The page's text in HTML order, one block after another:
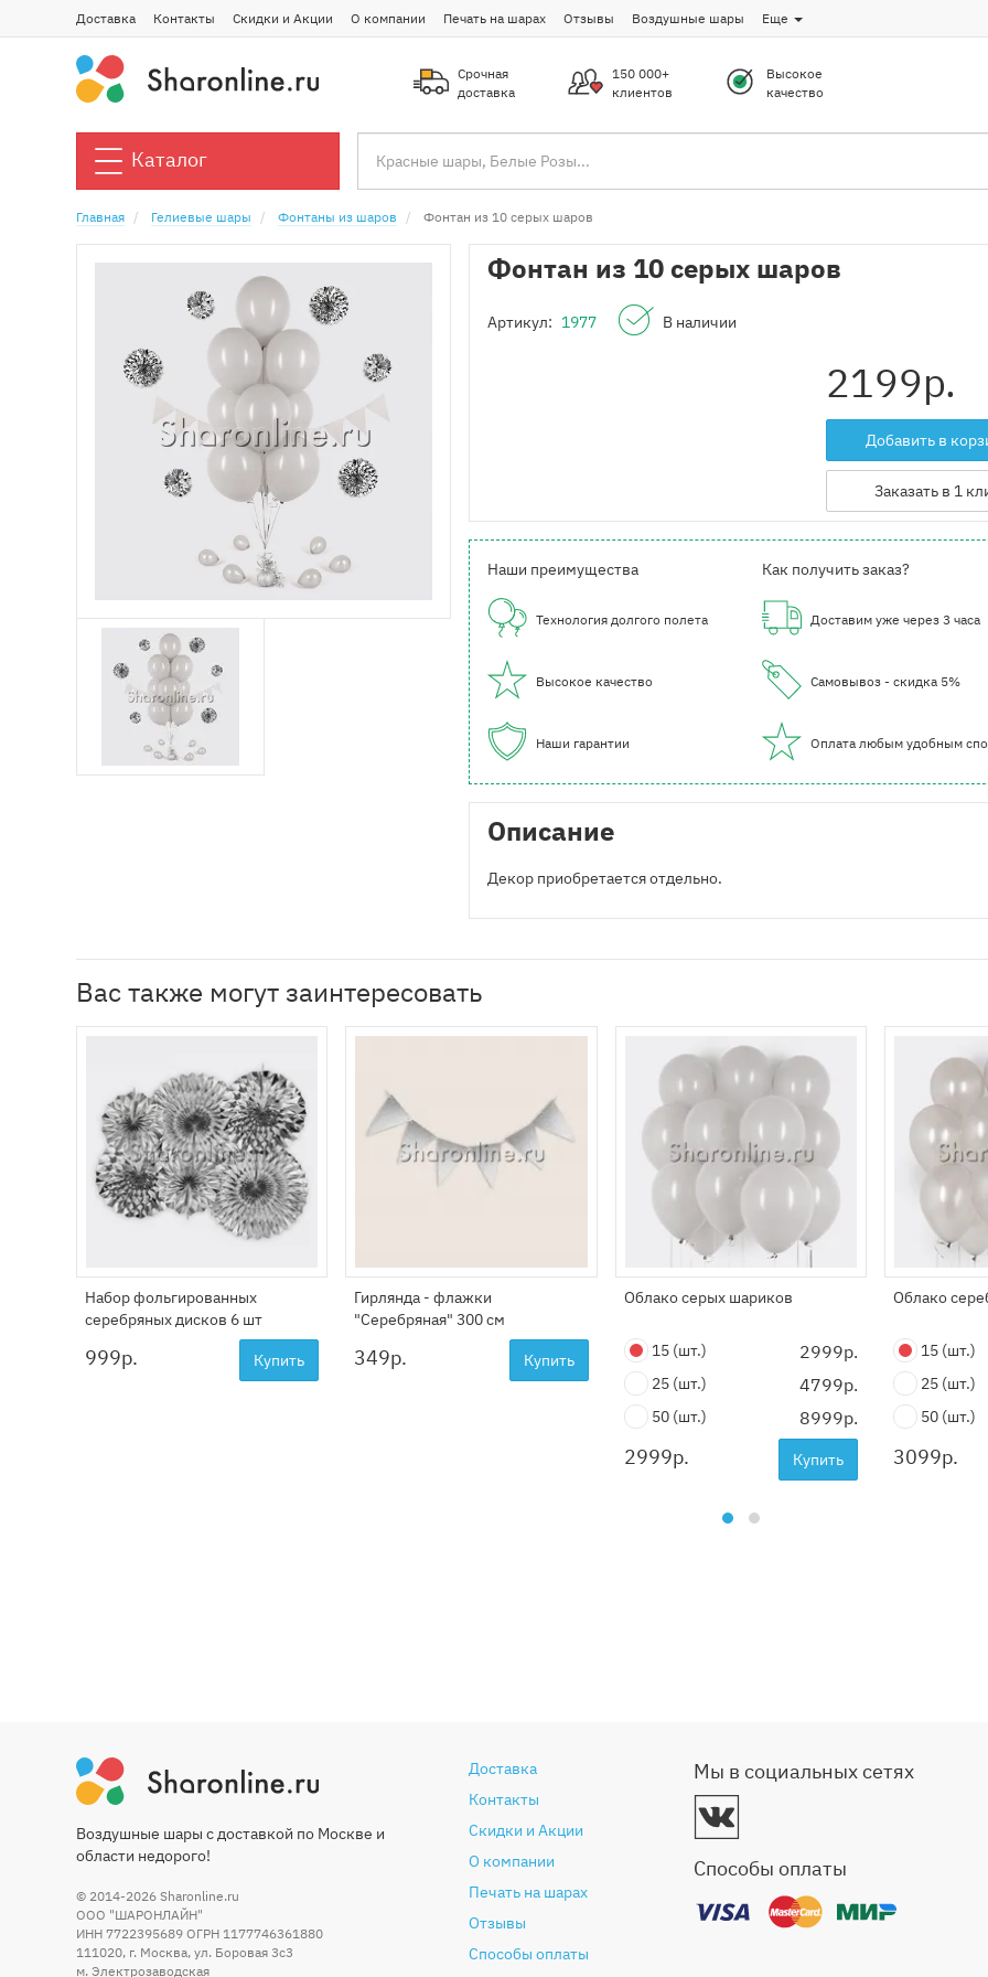
Доставка Контакты Скидки и Акции О компании Печать на шарах Отзывы Воздушные шары Еще
Срочная
доставка
150 000+
клиентов
Высокое
качество
Каталог
Главная Гелиевые шары Фонтаны из шаров Фонтан из 10 серых шаров
Фонтан из 10 серых шаров
Артикул: 1977 В наличии
2199р.
Добавить в
Заказать в 1
Наши преимущества
Технология долгого полета
Высокое качество
Наши гарантии
Как получить заказ?
Доставим уже через 3 часа
Самовывоз - скидка 5%
Оплата любым удобным
Описание
Декор приобретается отдельно.
Вас также могут заинтересовать
Набор фольгированных
серебряных дисков 6 шт
999р. Купить
Гирлянда - флажки
"Серебряная" 300 см
349р. Купить
Облако серых шариков
15 (шт.) 2999р.
25 (шт.) 4799р.
50 (шт.) 8999р.
2999р. Купить
Облако
15 (шт.)
25 (шт.)
50 (шт.)
3099р.
Воздушные шары с доставкой по Москве и
области недорого!
© 2014-2026 Sharonline.ru
ООО "ШАРОНЛАЙН"
ИНН 7722395689 ОГРН 1177746361880
111020, г. Москва, ул. Боровая 3c3
м. Электрозаводская
Доставка
Контакты
Скидки и Акции
О компании
Печать на шарах
Отзывы
Способы оплаты
Мы в социальных сетях
Способы оплаты